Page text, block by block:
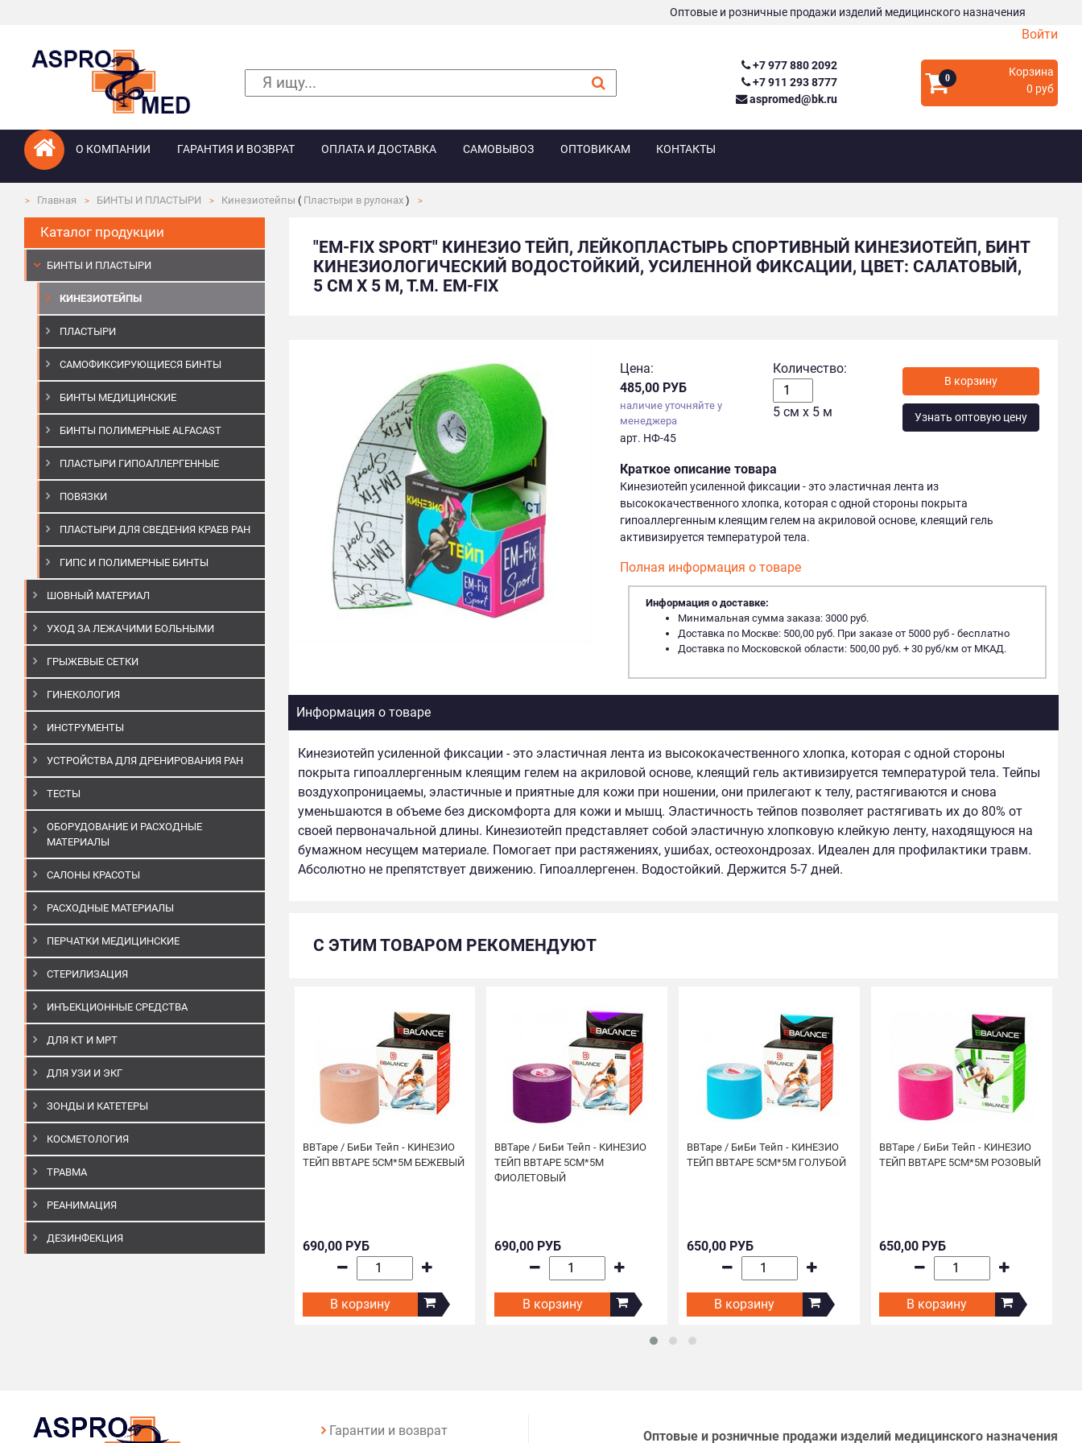
Оптовые и розничные продажи изделий медицинского назначения
Войти
+7 977 880 2092
+7 911 293 8777
aspromed@bk.ru
0
Корзина
0 руб
О КОМПАНИИ ГАРАНТИЯ И ВОЗВРАТ ОПЛАТА И ДОСТАВКА САМОВЫВОЗ ОПТОВИКАМ КОНТАКТЫ
Главная БИНТЫ И ПЛАСТЫРИ Кинезиотейпы ( Пластыри в рулонах )
Каталог продукции
БИНТЫ И ПЛАСТЫРИ
КИНЕЗИОТЕЙПЫ
ПЛАСТЫРИ
САМОФИКСИРУЮЩИЕСЯ БИНТЫ
БИНТЫ МЕДИЦИНСКИЕ
БИНТЫ ПОЛИМЕРНЫЕ ALFACAST
ПЛАСТЫРИ ГИПОАЛЛЕРГЕННЫЕ
ПОВЯЗКИ
ПЛАСТЫРИ ДЛЯ СВЕДЕНИЯ КРАЕВ РАН
ГИПС И ПОЛИМЕРНЫЕ БИНТЫ
ШОВНЫЙ МАТЕРИАЛ
УХОД ЗА ЛЕЖАЧИМИ БОЛЬНЫМИ
ГРЫЖЕВЫЕ СЕТКИ
ГИНЕКОЛОГИЯ
ИНСТРУМЕНТЫ
УСТРОЙСТВА ДЛЯ ДРЕНИРОВАНИЯ РАН
ТЕСТЫ
ОБОРУДОВАНИЕ И РАСХОДНЫЕ
МАТЕРИАЛЫ
САЛОНЫ КРАСОТЫ
РАСХОДНЫЕ МАТЕРИАЛЫ
ПЕРЧАТКИ МЕДИЦИНСКИЕ
СТЕРИЛИЗАЦИЯ
ИНЪЕКЦИОННЫЕ СРЕДСТВА
ДЛЯ КТ И МРТ
ДЛЯ УЗИ И ЭКГ
ЗОНДЫ И КАТЕТЕРЫ
КОСМЕТОЛОГИЯ
ТРАВМА
РЕАНИМАЦИЯ
ДЕЗИНФЕКЦИЯ
"EМ-FIX SPORT" КИНЕЗИО ТЕЙП, ЛЕЙКОПЛАСТЫРЬ СПОРТИВНЫЙ КИНЕЗИОТЕЙП, БИНТ
КИНЕЗИОЛОГИЧЕСКИЙ ВОДОСТОЙКИЙ, УСИЛЕННОЙ ФИКСАЦИИ, ЦВЕТ: САЛАТОВЫЙ,
5 СМ Х 5 М, Т.М. EM-FIX
Цена:
485,00 РУБ
наличие уточняйте у
менеджера
арт. НФ-45
Количество:
5 см x 5 м Узнать оптовую цену
Краткое описание товара
Кинезиотейп усиленной фиксации - это эластичная лента из
высококачественного хлопка, которая с одной стороны покрыта
гипоаллергенным клеящим гелем на акриловой основе, клеящий гель
активизируется температурой тела.
Полная информация о товаре
Информация о доставке:
Минимальная сумма заказа: 3000 руб.
Доставка по Москве: 500,00 руб. При заказе от 5000 руб - бесплатно
Доставка по Московской области: 500,00 руб. + 30 руб/км от МКАД.
Информация о товаре
Кинезиотейп усиленной фиксации - это эластичная лента из высококачественного хлопка, которая с одной стороны
покрыта гипоаллергенным клеящим гелем на акриловой основе, клеящий гель активизируется температурой тела. Тейпы
воздухопроницаемы, эластичные и приятные для кожи при ношении, они прилегают к телу, растягиваются и снова
уменьшаются в объеме без дискомфорта для кожи и мышц. Эластичность тейпов позволяет растягивать их до 80% от
своей первоначальной длины. Кинезиотейп представляет собой эластичную хлопковую клейкую ленту, находящуюся на
бумажном несущем материале. Помогает при растяжениях, ушибах, остеохондрозах. Идеален для профилактики травм.
Абсолютно не препятствует движению. Гипоаллергенен. Водостойкий. Держится 5-7 дней.
С ЭТИМ ТОВАРОМ РЕКОМЕНДУЮТ
BBTape / БиБи Тейп - КИНЕЗИО
ТЕЙП BBTAPE 5СМ*5М БЕЖЕВЫЙ
690,00 РУБ
В корзину
BBTape / БиБи Тейп - КИНЕЗИО
ТЕЙП BBTAPE 5СМ*5М
ФИОЛЕТОВЫЙ
690,00 РУБ
В корзину
BBTape / БиБи Тейп - КИНЕЗИО
ТЕЙП BBTAPE 5СМ*5М ГОЛУБОЙ
650,00 РУБ
В корзину
BBTape / БиБи Тейп - КИНЕЗИО
ТЕЙП BBTAPE 5СМ*5М РОЗОВЫЙ
650,00 РУБ
В корзину
Гарантии и возврат Оптовые и розничные продажи изделий медицинского назначения